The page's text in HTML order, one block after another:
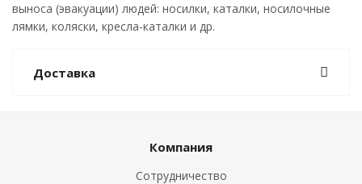
выноса (эвакуации) людей: носилки, каталки, носилочные
лямки, коляски, кресла-каталки и др.
Доставка
Компания
Сотрудничество